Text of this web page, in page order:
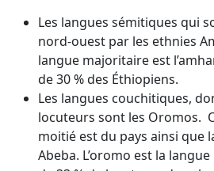
Les langues sémitiques qui
nord-ouest par les ethnies
langue majoritaire est
de 30 % des Éthiopiens.
Les langues couchitiques,
locuteurs sont les Oromos.
moitié est du pays ainsi que
Abeba. L’oromo est la